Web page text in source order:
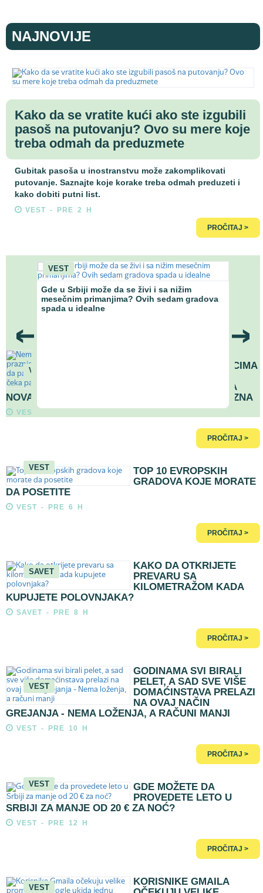
NAJNOVIJE
Kako da se vratite kući ako ste izgubili
pasoš na putovanju? Ovo su mere koje
treba odmah da preduzmete
Gubitak pasoša u inostranstvu može zakomplikovati
putovanje. Saznajte koje korake treba odmah preduzeti i
kako dobiti putni list.
VEST - PRE 2 H
PROČITAJ >
VEST
Gde u Srbiji može da se živi i sa nižim
mesečnim primanjima? Ovih sedam gradova
spada u idealne
VEST
NEDELJOM I PRAZNICIMA
MORAJU DA PAZE NA
NOVA PRAVILA, INAČE VAS ČEKA PAPRENA KAZNA
VEST - PRE 4 H
PROČITAJ >
VEST
TOP 10 EVROPSKIH
GRADOVA KOJE MORATE
DA POSETITE
VEST - PRE 6 H
PROČITAJ >
SAVET
KAKO DA OTKRIJETE
PREVARU SA
KILOMETRAŽOM KADA
KUPUJETE POLOVNJAKA?
SAVET - PRE 8 H
PROČITAJ >
VEST
GODINAMA SVI BIRALI
PELET, A SAD SVE VIŠE
DOMAĆINSTAVA PRELAZI
NA OVAJ NAČIN
GREJANJA - NEMA LOŽENJA, A RAČUNI MANJI
VEST - PRE 10 H
PROČITAJ >
VEST
GDE MOŽETE DA
PROVEDETE LETO U
SRBIJI ZA MANJE OD 20 € ZA NOĆ?
VEST - PRE 12 H
PROČITAJ >
VEST
KORISNIKE GMAILA